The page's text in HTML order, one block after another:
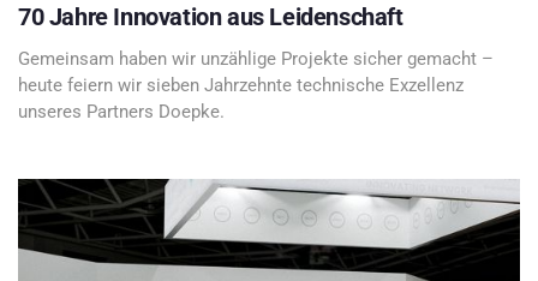
70 Jahre Innovation aus Leidenschaft
Gemeinsam haben wir unzählige Projekte sicher gemacht –
heute feiern wir sieben Jahrzehnte technische Exzellenz
unseres Partners Doepke.